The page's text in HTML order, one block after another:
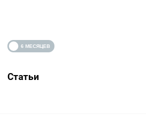
Статьи